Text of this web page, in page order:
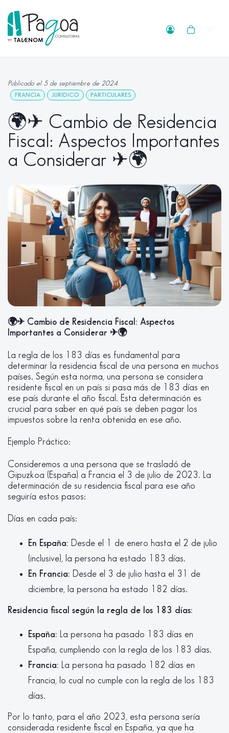
Publicado el 5 de septiembre de 2024
FRANCIA JURÍDICO PARTICULARES
🌍✈ Cambio de Residencia
Fiscal: Aspectos Importantes
a Considerar ✈🌍
🌍✈ Cambio de Residencia Fiscal: Aspectos
Importantes a Considerar ✈🌍
La regla de los 183 días es fundamental para
determinar la residencia fiscal de una persona en muchos
países. Según esta norma, una persona se considera
residente fiscal en un país si pasa más de 183 días en
ese país durante el año fiscal. Esta determinación es
crucial para saber en qué país se deben pagar los
impuestos sobre la renta obtenida en ese año.
Ejemplo Práctico:
Consideremos a una persona que se trasladó de
Gipuzkoa (España) a Francia el 3 de julio de 2023. La
determinación de su residencia fiscal para ese año
seguiría estos pasos:
Días en cada país:
En España: Desde el 1 de enero hasta el 2 de julio
(inclusive), la persona ha estado 183 días.
En Francia: Desde el 3 de julio hasta el 31 de
diciembre, la persona ha estado 182 días.
Residencia fiscal según la regla de los 183 días:
España: La persona ha pasado 183 días en
España, cumpliendo con la regla de los 183 días.
Francia: La persona ha pasado 182 días en
Francia, lo cual no cumple con la regla de los 183
días.
Por lo tanto, para el año 2023, esta persona sería
considerada residente fiscal en España, ya que ha